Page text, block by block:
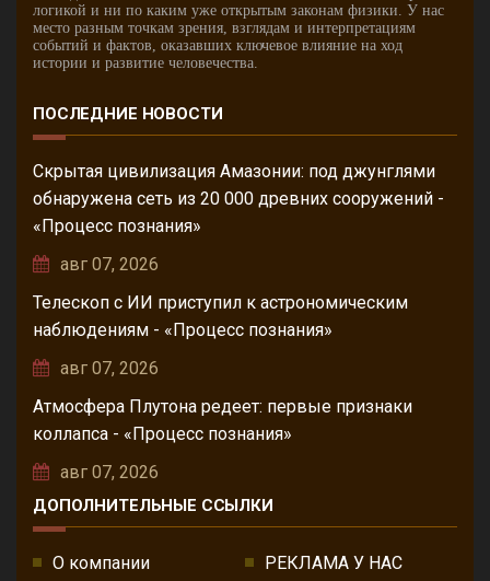
логикой и ни по каким уже открытым законам физики. У нас
место разным точкам зрения, взглядам и интерпретациям
событий и фактов, оказавших ключевое влияние на ход
истории и развитие человечества.
ПОСЛЕДНИЕ НОВОСТИ
Скрытая цивилизация Амазонии: под джунглями
обнаружена сеть из 20 000 древних сооружений -
«Процесс познания»
авг 07, 2026
Телескоп с ИИ приступил к астрономическим
наблюдениям - «Процесс познания»
авг 07, 2026
Атмосфера Плутона редеет: первые признаки
коллапса - «Процесс познания»
авг 07, 2026
ДОПОЛНИТЕЛЬНЫЕ ССЫЛКИ
О компании РЕКЛАМА У НАС